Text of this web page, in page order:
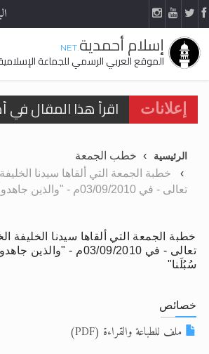
إسلام أحمدية.NET
الموقع العربي الرسمي للجماعة
إعلانات
اقرأ هذا المقال
الحجّ.. دلالات، حِكم،
تعميم هامّ لأفراد
تعميم هامّ لأفراد
الحجّ.. دلالات، حِكم،
الرئيسية
خطب الجمعة
خطبة الجمعة التي ألقاها سيدنا
تعالى - في 03/09/2010م - "والذين جاهدوا فينا لنَهديَنّهُم سُبُلَنا"
خطبة الجمعة التي ألقاها سيدنا الخليفة
تعالى - في 03/09/2010م -
سُبُلَنا"
خصائص
ملف للطباعة والقراءة (PDF)